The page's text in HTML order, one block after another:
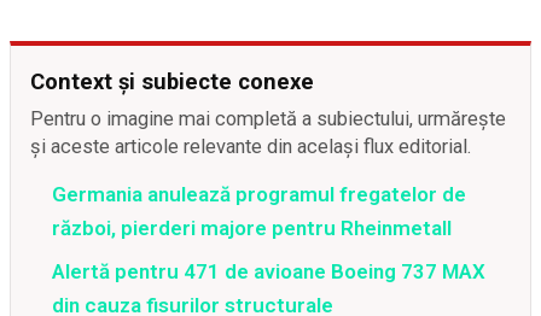
Context și subiecte conexe
Pentru o imagine mai completă a subiectului, urmărește
și aceste articole relevante din același flux editorial.
Germania anulează programul fregatelor de
război, pierderi majore pentru Rheinmetall
Alertă pentru 471 de avioane Boeing 737 MAX
din cauza fisurilor structurale